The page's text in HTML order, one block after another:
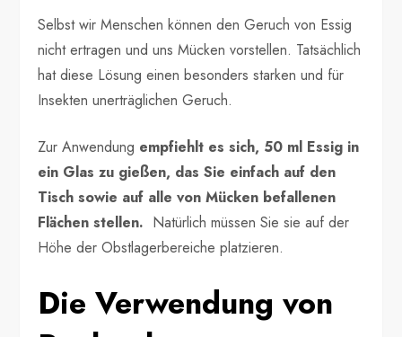
Selbst wir Menschen können den Geruch von Essig
nicht ertragen und uns Mücken vorstellen. Tatsächlich
hat diese Lösung einen besonders starken und für
Insekten unerträglichen Geruch.
Zur Anwendung empfiehlt es sich, 50 ml Essig in
ein Glas zu gießen, das Sie einfach auf den
Tisch sowie auf alle von Mücken befallenen
Flächen stellen. Natürlich müssen Sie sie auf der
Höhe der Obstlagerbereiche platzieren.
Die Verwendung von